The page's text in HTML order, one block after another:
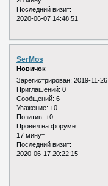
Последний визит:
2020-06-07 14:48:51
SerMos
Новичок
Зарегистрирован: 2019-11-26
Приглашений: 0
Сообщений: 6
Уважение: +0
Позитив: +0
Провел на форуме:
17 минут
Последний визит:
2020-06-17 20:22:15